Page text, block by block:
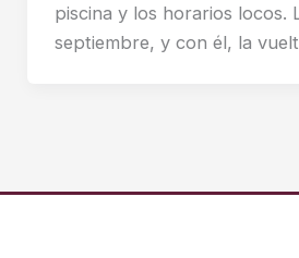
piscina y los horarios locos.
septiembre, y con él, la